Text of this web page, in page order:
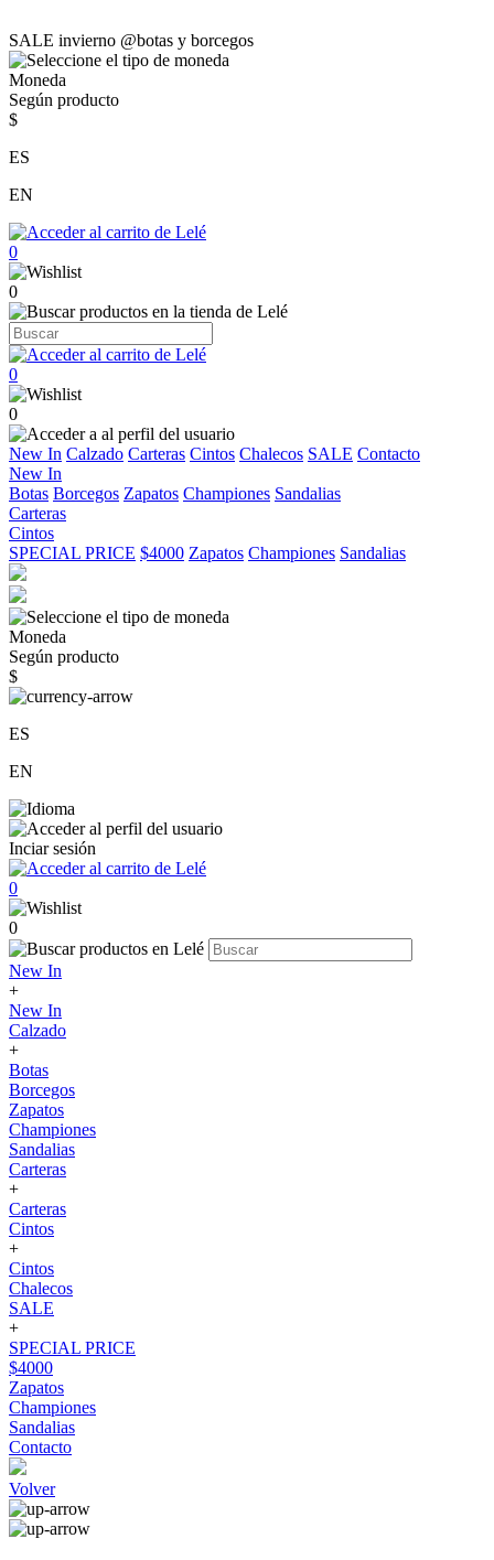
SALE invierno @botas y borcegos
Moneda
Según producto
$
ES
EN
0
0
0
0
New In Calzado Carteras Cintos Chalecos SALE Contacto
New In
Botas Borcegos Zapatos Championes Sandalias
Carteras
Cintos
SPECIAL PRICE $4000 Zapatos Championes Sandalias
Moneda
Según producto
$
ES
EN
Inciar sesión
0
0
New In
+
New In
Calzado
+
Botas
Borcegos
Zapatos
Championes
Sandalias
Carteras
+
Carteras
Cintos
+
Cintos
Chalecos
SALE
+
SPECIAL PRICE
$4000
Zapatos
Championes
Sandalias
Contacto
Volver